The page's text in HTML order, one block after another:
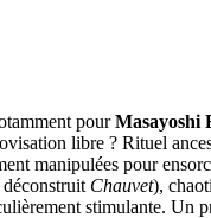
pourMasayoshi
libre ? Rituel
manipulées pour
déconstruit Chauvet),
stimulante. Un